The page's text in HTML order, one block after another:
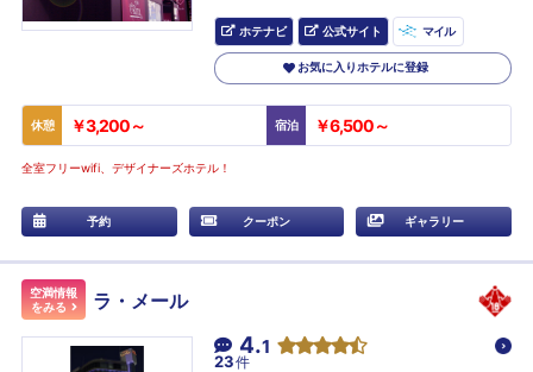
ホテナビ 公式サイト マイル
お気に入りホテルに登録
休憩 ￥3,200～ 宿泊 ￥6,500～
全室フリーwifi、デザイナーズホテル！
予約 クーポン ギャラリー
空満情報
をみる
ラ・メール
4.1
23件